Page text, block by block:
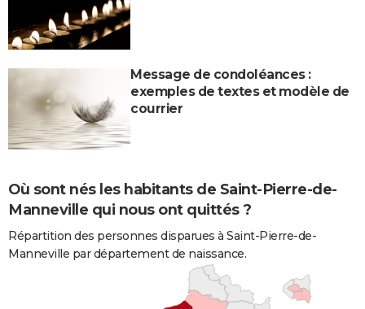
Message de condoléances :
exemples de textes et modèle de
courrier
Où sont nés les habitants de Saint-Pierre-de-
Manneville qui nous ont quittés ?
Répartition des personnes disparues à Saint-Pierre-de-
Manneville par département de naissance.